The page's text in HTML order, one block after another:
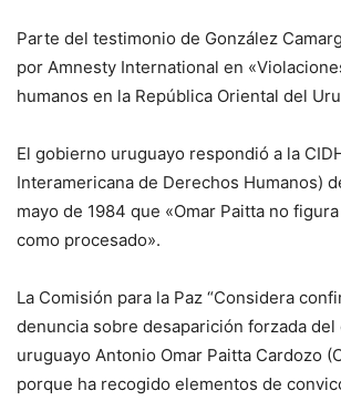
Parte del testimonio de González
por Amnesty International en
humanos en la República Oriental del
El gobierno uruguayo respondió a la
Interamericana de Derechos Humanos)
mayo de 1984 que «Omar Paitta no
como procesado».
La Comisión para la Paz “Considera
denuncia sobre desaparición forzada del
uruguayo Antonio Omar Paitta Cardozo
porque ha recogido elementos de